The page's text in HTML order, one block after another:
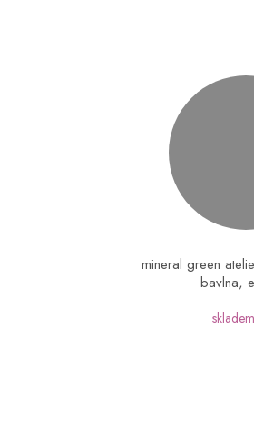
mineral green
bavlna,
skladem